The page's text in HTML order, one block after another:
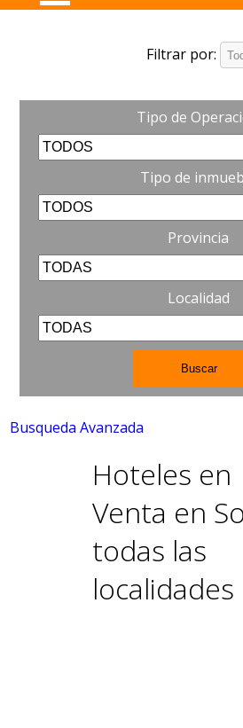
Filtrar por:
Tipo de
Tipo de
Provincia
Localidad
Busqueda Avanzada
Hoteles en
Venta en
todas las
localidades